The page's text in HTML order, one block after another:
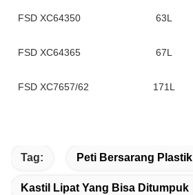
FSD XC64350 63L
FSD XC64365 67L
FSD XC7657/62 171L
Tag: Peti Bersarang Plastik
Kastil Lipat Yang Bisa Ditumpuk